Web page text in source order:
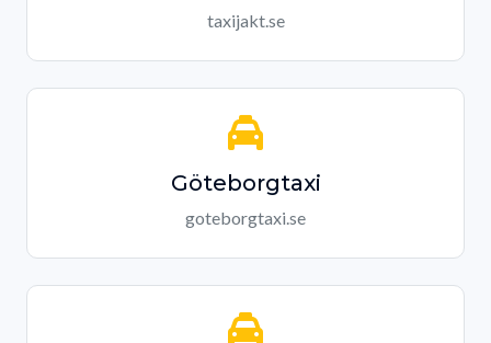
taxijakt.se
Göteborgtaxi
goteborgtaxi.se